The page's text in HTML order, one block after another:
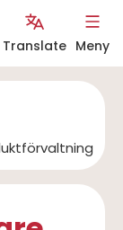
Translate Meny